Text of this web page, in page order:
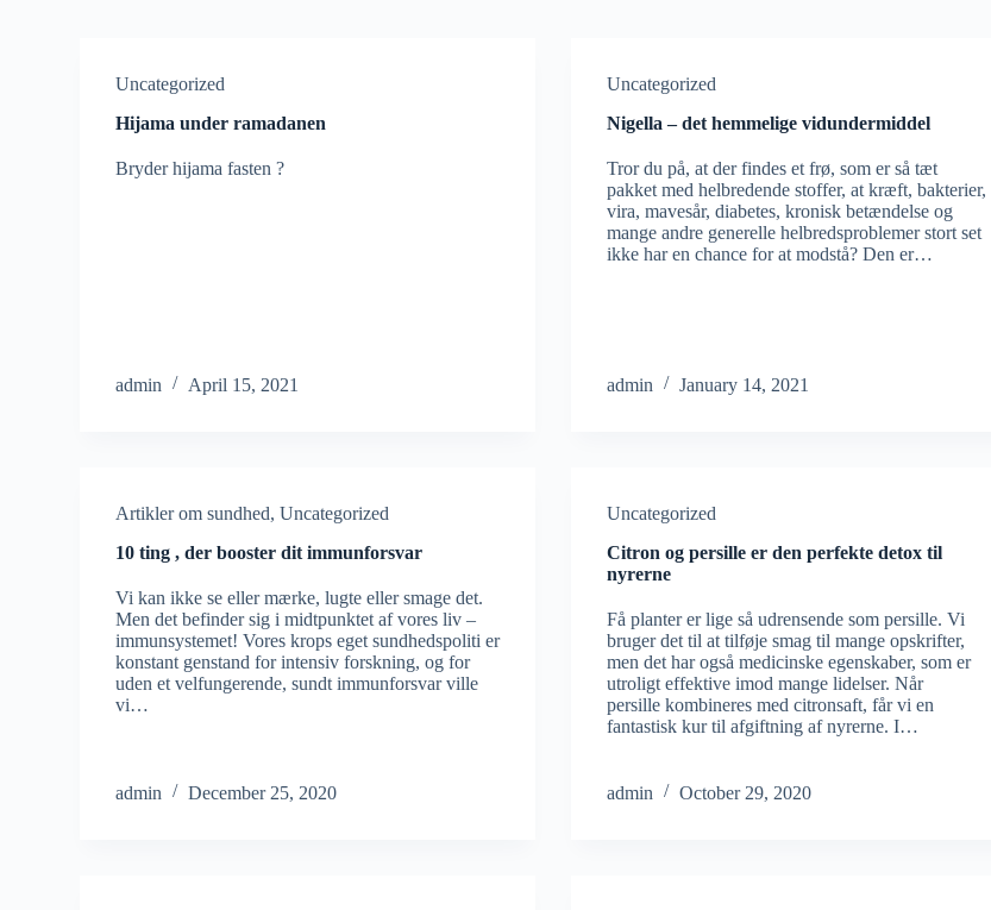
Uncategorized
Hijama under ramadanen
Bryder hijama fasten ?
admin April 15, 2021
Uncategorized
Nigella – det hemmelige vidundermiddel
Tror du på, at der findes et frø, som er så tæt
pakket med helbredende stoffer, at kræft, bakterier,
vira, mavesår, diabetes, kronisk betændelse og
mange andre generelle helbredsproblemer stort set
ikke har en chance for at modstå? Den er…
admin January 14, 2021
Artikler om sundhed,Uncategorized
10 ting , der booster dit immunforsvar
Vi kan ikke se eller mærke, lugte eller smage det.
Men det befinder sig i midtpunktet af vores liv –
immunsystemet! Vores krops eget sundhedspoliti er
konstant genstand for intensiv forskning, og for
uden et velfungerende, sundt immunforsvar ville
vi…
admin December 25, 2020
Uncategorized
Citron og persille er den perfekte detox til
nyrerne
Få planter er lige så udrensende som persille. Vi
bruger det til at tilføje smag til mange opskrifter,
men det har også medicinske egenskaber, som er
utroligt effektive imod mange lidelser. Når
persille kombineres med citronsaft, får vi en
fantastisk kur til afgiftning af nyrerne. I…
admin October 29, 2020